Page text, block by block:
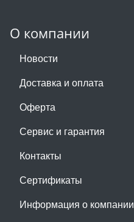
О компании
Новости
Доставка и оплата
Оферта
Сервис и гарантия
Контакты
Сертификаты
Информация о компании